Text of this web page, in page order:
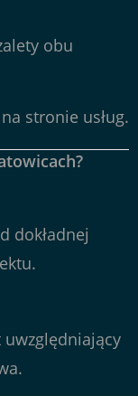
obu
stronie usług.
dokładnej